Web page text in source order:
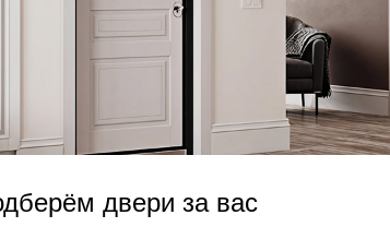
двери за вас